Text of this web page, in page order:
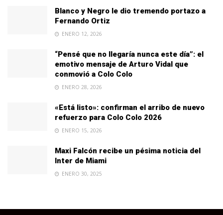
Blanco y Negro le dio tremendo portazo a
Fernando Ortiz
ENERO 12, 2026
“Pensé que no llegaría nunca este día”: el
emotivo mensaje de Arturo Vidal que
conmovió a Colo Colo
ENERO 28, 2026
«Está listo»: confirman el arribo de nuevo
refuerzo para Colo Colo 2026
ENERO 15, 2026
Maxi Falcón recibe un pésima noticia del
Inter de Miami
ENERO 30, 2025